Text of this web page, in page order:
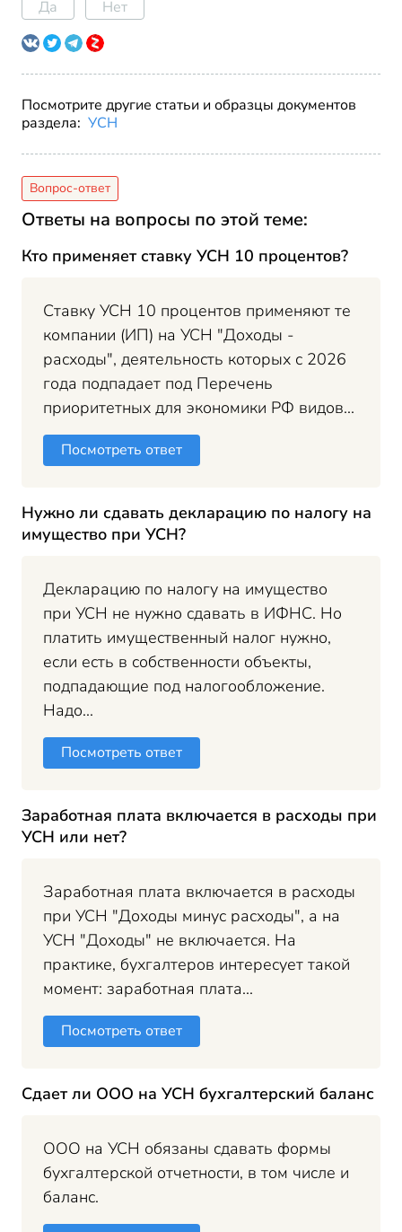
Да Нет
Посмотрите другие статьи и образцы документов
раздела: УСН
Ответы на вопросы по этой теме:
Кто применяет ставку УСН 10 процентов?
Ставку УСН 10 процентов применяют те
компании (ИП) на УСН "Доходы -
расходы", деятельность которых с 2026
года подпадает под Перечень
приоритетных для экономики РФ видов...
Посмотреть ответ
Нужно ли сдавать декларацию по налогу на
имущество при УСН?
Декларацию по налогу на имущество
при УСН не нужно сдавать в ИФНС. Но
платить имущественный налог нужно,
если есть в собственности объекты,
подпадающие под налогообложение.
Надо...
Посмотреть ответ
Заработная плата включается в расходы при
УСН или нет?
Заработная плата включается в расходы
при УСН "Доходы минус расходы", а на
УСН "Доходы" не включается. На
практике, бухгалтеров интересует такой
момент: заработная плата...
Посмотреть ответ
Сдает ли ООО на УСН бухгалтерский баланс
ООО на УСН обязаны сдавать формы
бухгалтерской отчетности, в том числе и
баланс.